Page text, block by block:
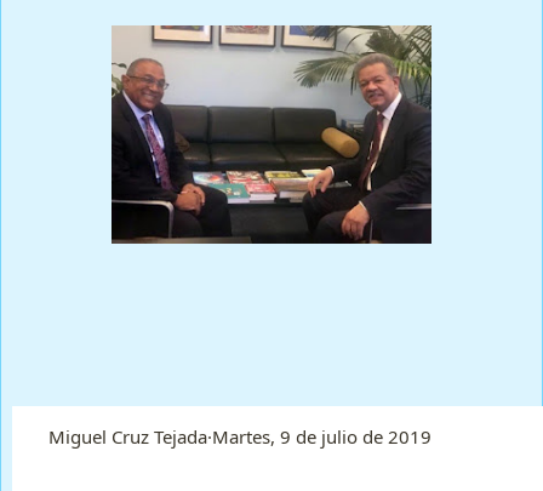
Miguel Cruz Tejada·Martes, 9 de julio de 2019